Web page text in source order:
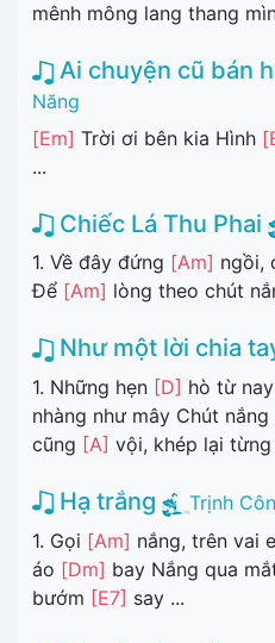
mênh mông lang thang
Ai chuyện cũ bán
Năng
[Em] Trời ơi bên kia Hình
...
Chiếc Lá Thu Phai
1. Về đây đứng [Am] ngồi,
Để [Am] lòng theo chút
Như một lời chia
1. Những hẹn [D] hò từ
nhàng như mây Chút nắng
cũng [A] vội, khép lại từng
Hạ trắng
Trịnh
1. Gọi [Am] nắng, trên vai
áo [Dm] bay Nắng qua
bướm [E7] say ...